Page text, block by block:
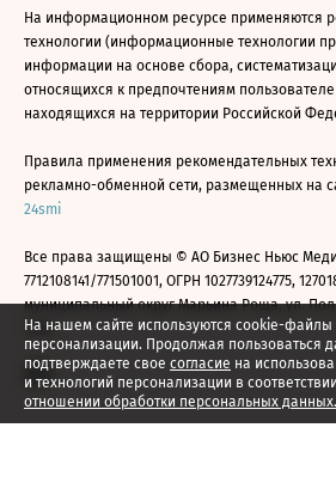
На нашем сайте используются cookie-файлы
персонализации. Продолжая пользоваться
подтверждаете свое согласие на
и технологий персонализации в
отношении обработки персональных данных.
На информационном ресурсе применяются
технологии (информационные технологии
информации на основе сбора,
относящихся к предпочтениям
находящихся на территории Российской
Правила применения рекомендательных
рекламно-обменной сети, размещенных на
24smi
Все права защищены © АО Бизнес Ньюс
7712108141/771501001, ОГРН 1027739124775,
муниципальный округ Марьина Роща, ул.
2026